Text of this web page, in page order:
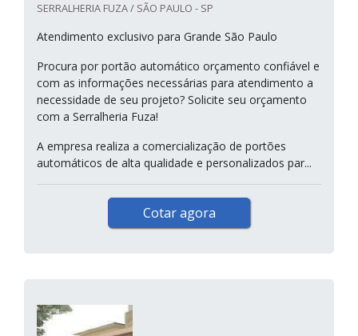
SERRALHERIA FUZA / SÃO PAULO - SP
Atendimento exclusivo para Grande São Paulo
Procura por portão automático orçamento confiável e
com as informações necessárias para atendimento a
necessidade de seu projeto? Solicite seu orçamento
com a Serralheria Fuza!
A empresa realiza a comercialização de portões
automáticos de alta qualidade e personalizados par...
Cotar agora